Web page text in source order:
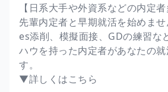
【日系大手や外資系などの内定者
先輩内定者と早期就活を始めませ
es添削、模擬面接、GDの練習な
ハウを持った内定者があなたの
す。
▼詳しくはこちら